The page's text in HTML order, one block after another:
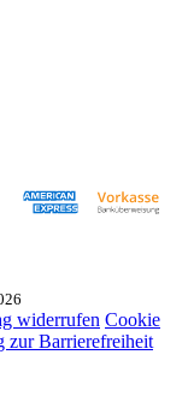
widerrufen Cookie
zur Barrierefreiheit